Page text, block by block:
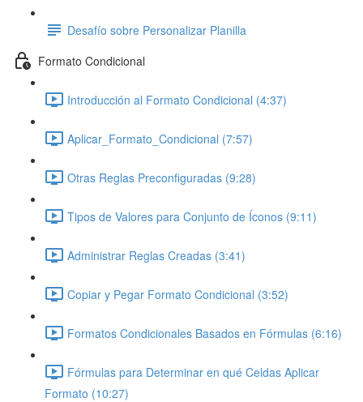
Desafío sobre Personalizar Planilla
Formato Condicional
Introducción al Formato Condicional (4:37)
Aplicar_Formato_Condicional (7:57)
Otras Reglas Preconfiguradas (9:28)
Tipos de Valores para Conjunto de Íconos (9:11)
Administrar Reglas Creadas (3:41)
Copiar y Pegar Formato Condicional (3:52)
Formatos Condicionales Basados en Fórmulas (6:16)
Fórmulas para Determinar en qué Celdas Aplicar
Formato (10:27)